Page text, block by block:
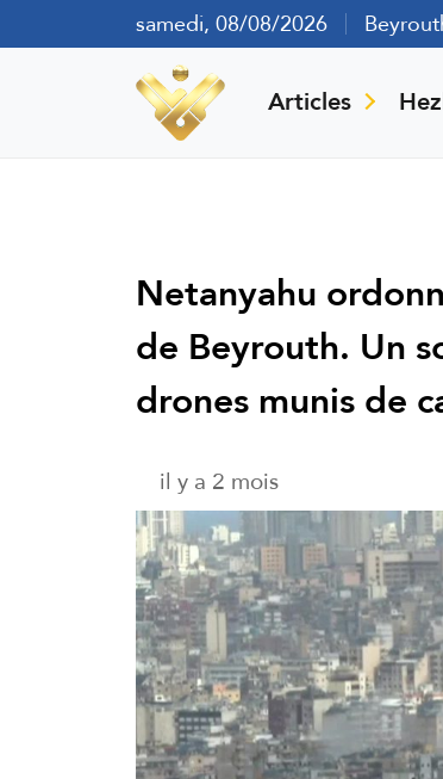
samedi, 08/08/2026
Articles
Netanyahu
de Beyrouth. Un
drones munis de
il y a 2 mois